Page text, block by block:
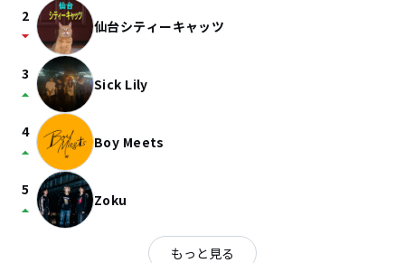
2
arrow_drop_down 仙台シティーキャッツ
3
arrow_drop_up Sick Lily
4
arrow_drop_up Boy Meets
5
arrow_drop_up Zoku
もっと見る